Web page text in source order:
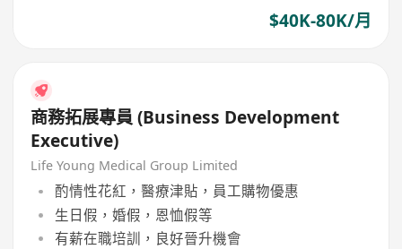
$40K-80K/月
商務拓展專員 (Business Development
Executive)
Life Young Medical Group Limited
酌情性花紅，醫療津貼，員工購物優惠
生日假，婚假，恩恤假等
有薪在職培訓，良好晉升機會